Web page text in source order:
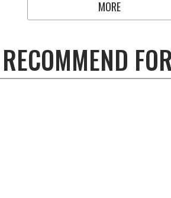
MORE
RECOMMEND